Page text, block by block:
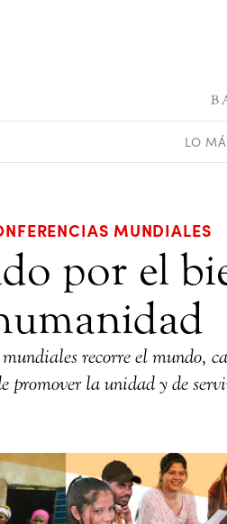
LO
MUNDIALES
por el
recorre el mundo,
promover la unidad y de